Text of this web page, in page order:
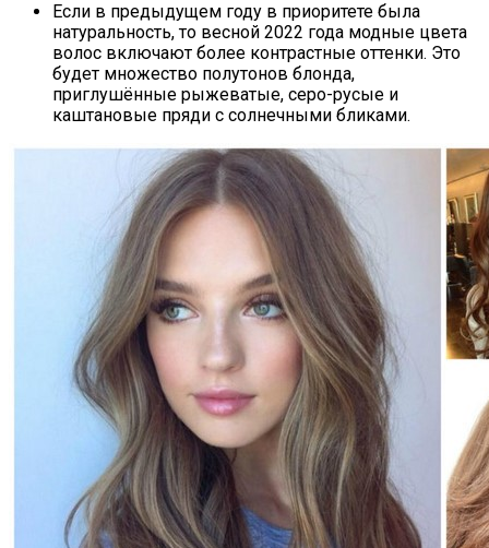
Если в предыдущем году в приоритете была
натуральность, то весной 2022 года модные цвета
волос включают более контрастные оттенки. Это
будет множество полутонов блонда,
приглушённые рыжеватые, серо-русые и
каштановые пряди с солнечными бликами.